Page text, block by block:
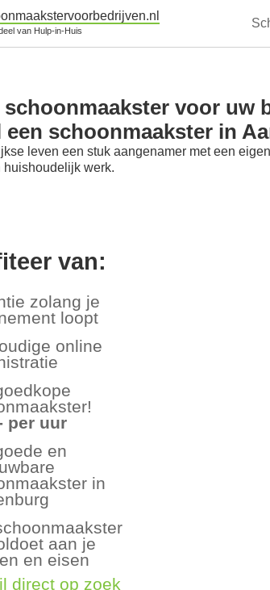
van Hulp-in-Huis
schoonmaakster voor uw
een schoonmaakster in
leven een stuk aangenamer met een
huishoudelijk werk.
van:
zolang je
loopt
online
per uur
en
in
aan je
en eisen
direct op zoek